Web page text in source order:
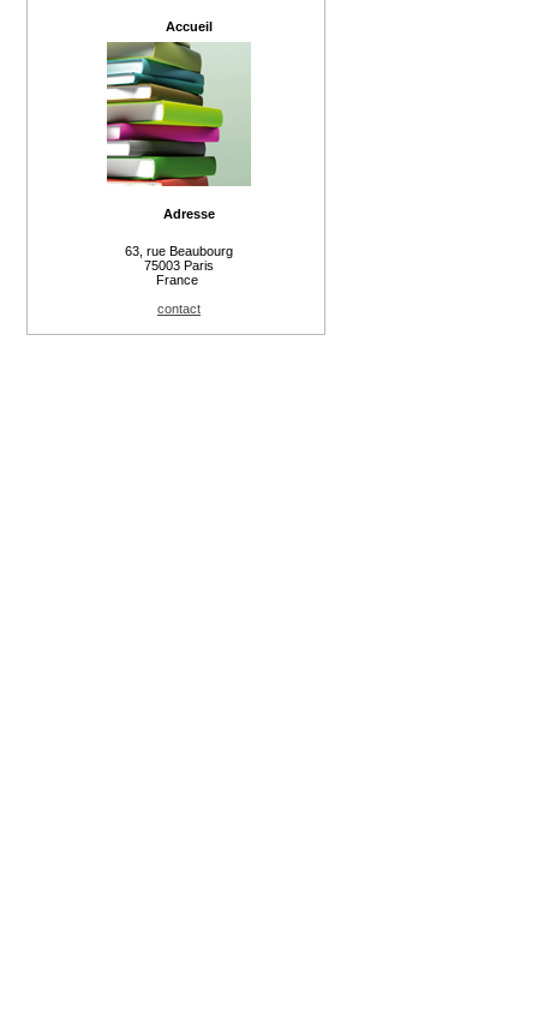
Accueil
Adresse
63, rue Beaubourg
75003 Paris
France
contact